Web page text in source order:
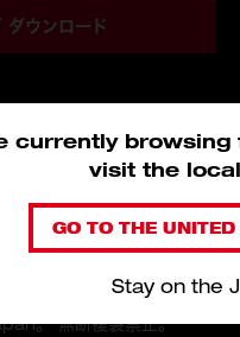
currently
visit the
GO TO THE
Stay on the
ダウンロード
。 無断複製禁止。